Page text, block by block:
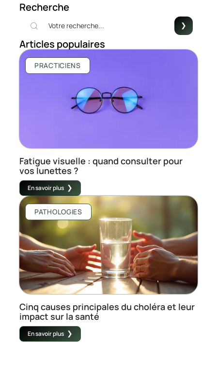
Recherche
Articles populaires
PRACTICIENS
Fatigue visuelle : quand consulter pour
vos lunettes ?
En savoir plus
PATHOLOGIES
Cinq causes principales du choléra et leur
impact sur la santé
En savoir plus